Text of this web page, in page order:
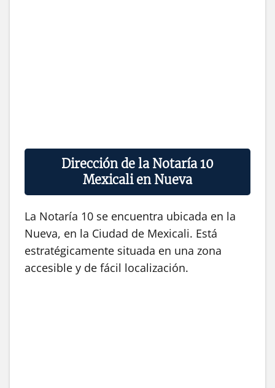
Dirección de la Notaría 10
Mexicali en Nueva
La Notaría 10 se encuentra ubicada en la
Nueva, en la Ciudad de Mexicali. Está
estratégicamente situada en una zona
accesible y de fácil localización.